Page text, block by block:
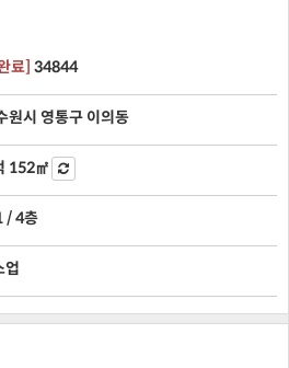
료] 34844
원시 영통구 이의동
152㎡
/4층
업